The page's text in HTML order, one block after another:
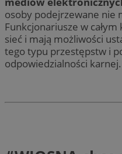
osoby podejrzewane nie
Funkcjonariusze w
sieć i mają możliwości
tego typu przestępstw i
odpowiedzialności karnej.